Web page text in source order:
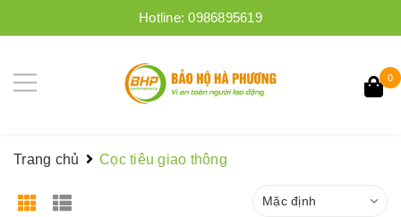
Hotline:0986895619
0
Trang chủ Cọc tiêu giao thông
Mặc định